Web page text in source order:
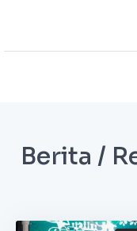
Berita /